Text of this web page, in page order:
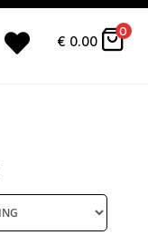
 € 0.00
0